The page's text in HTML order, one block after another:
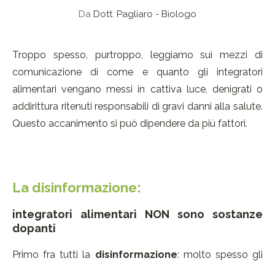
Da Dott. Pagliaro - Biologo
Troppo spesso, purtroppo, leggiamo sui mezzi di
comunicazione di come e quanto gli integratori
alimentari vengano messi in cattiva luce, denigrati o
addirittura ritenuti responsabili di gravi danni alla salute.
Questo accanimento si può dipendere da più fattori.
La disinformazione:
integratori alimentari NON sono sostanze
dopanti
Primo fra tutti la disinformazione: molto spesso gli